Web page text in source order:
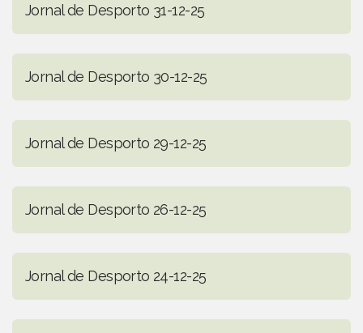
Jornal de Desporto 31-12-25
Jornal de Desporto 30-12-25
Jornal de Desporto 29-12-25
Jornal de Desporto 26-12-25
Jornal de Desporto 24-12-25